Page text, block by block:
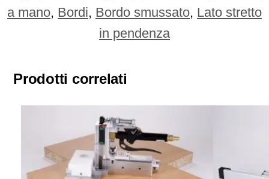
a mano, Bordi, Bordo smussato, Lato stretto
in pendenza
Prodotti correlati